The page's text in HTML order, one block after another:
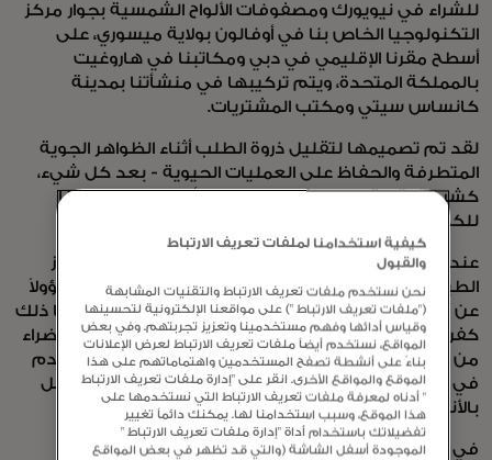
للشراء في نيويورك ومصفوفات الألواح الشمسية بجوار مركز
التكنولوجيا الخاص بنا في أوفالون بولاية ميسوري، على
أسطح مقرنا الإقليمي في دبي ومكاتبنا في هاروغيت
بالمملكة المتحدة، ويتم تركيبها في منشأتنا بمدينة
كانساس سيتي ومكتب المشتريات.
لقد تم تصميمها لتقليل ذروة الطلب أثناء الظواهر الجوية
المتطرفة والحفاظ على العمليات الحيوية - بعد كل شيء،
كشركة تقنية متنامية، من المتوقع أن ينمو استهلاكنا
للكهرباء أيضًا.
عندما حان الوقت لاستبدال نظام التدفئة والتبريد بالغاز
الطبيعي في Purchase، حيث يكون الغاز الطبيعي مسؤولاً
عن أكثر من نصف احتراقنا المباشر للوقود الأحفوري، رأينا ذلك
كفرصة لتقليل الانبعاثات بشكل كبير. في المنطقة الخضراء
من العشب أمام مقرنا الرئيسي، نحفر 160 بئرًا بعمق 600 قدم
في الأرض، والتي سيتم ملؤها بنظام تدفئة وتبريد متصل
بالأنابيب.
في فصل الصيف، ستقوم المضخة الحرارية ذات المصدر
كيفية استخدامنا لملفات تعريف الارتباط
والقبول
نحن نستخدم ملفات تعريف الارتباط والتقنيات المشابهة
("ملفات تعريف الارتباط ") على مواقعنا الإلكترونية لتحسينها
وقياس أدائها وفهم مستخدمينا وتعزيز تجربتهم. وفي بعض
المواقع، نستخدم أيضاً ملفات تعريف الارتباط لعرض الإعلانات
بناءً على أنشطة تصفح المستخدمين واهتماماتهم على هذا
الموقع والمواقع الأخرى. انقر على "إدارة ملفات تعريف الارتباط
" أدناه لمعرفة ملفات تعريف الارتباط التي نستخدمها على
هذا الموقع، وسبب استخدامنا لها. يمكنك دائماً تغيير
تفضيلاتك باستخدام أداة "إدارة ملفات تعريف الارتباط "
الموجودة أسفل الشاشة (والتي قد تظهر في بعض المواقع